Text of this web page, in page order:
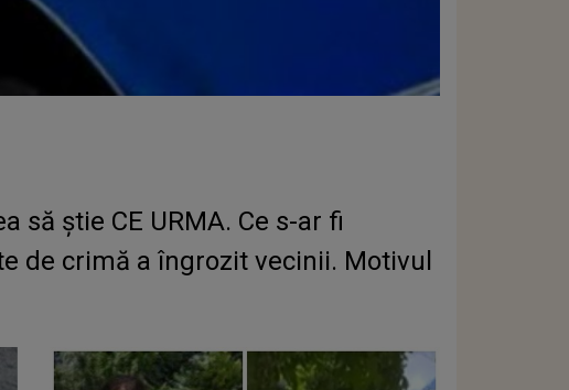
să știe CE URMA. Ce s-ar fi
de crimă a îngrozit vecinii. Motivul